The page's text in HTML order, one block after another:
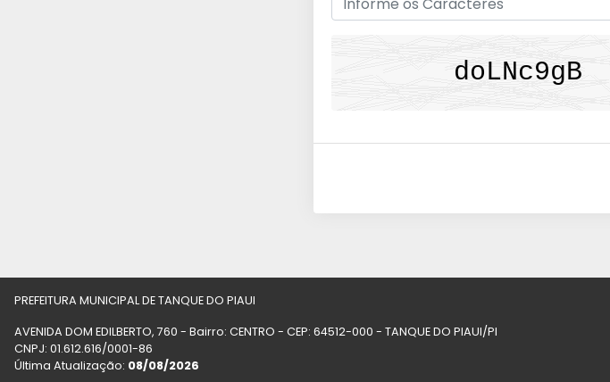
PREFEITURA MUNICIPAL DE TANQUE DO PIAUI
AVENIDA DOM EDILBERTO, 760 - Bairro: CENTRO - CEP: 64512-000 - TANQUE DO PIAUI/PI
CNPJ: 01.612.616/0001-86
Última Atualização: 08/08/2026